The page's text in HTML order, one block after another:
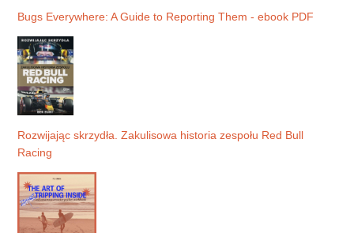
Bugs Everywhere: A Guide to Reporting Them - ebook PDF
Rozwijając skrzydła. Zakulisowa historia zespołu Red Bull
Racing